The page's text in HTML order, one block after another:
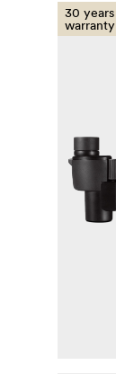
30 years
warranty